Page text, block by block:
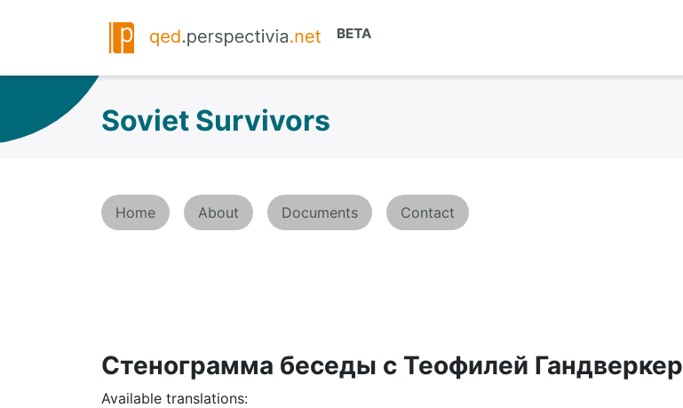
Soviet Survivors
Home About Documents Contact
Стенограмма беседы с Теофилей Гандверкер
Available translations: